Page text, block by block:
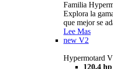
Familia
Explora la
que mejor se
Lee Mas
new V2
Hypermotard
120,4 hp